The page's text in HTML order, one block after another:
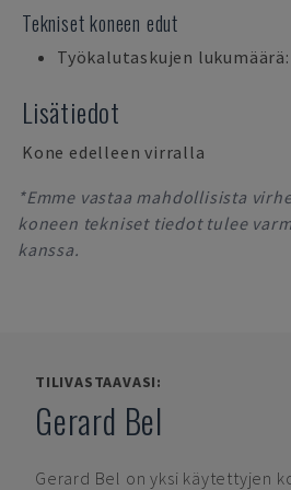
Tekniset koneen edut
Työkalutaskujen lukumäärä:
Lisätiedot
Kone edelleen virralla
*Emme vastaa mahdollisista
koneen tekniset tiedot tulee
kanssa.
TILIVASTAAVASI:
Gerard Bel
Gerard Bel on yksi käytettyjen